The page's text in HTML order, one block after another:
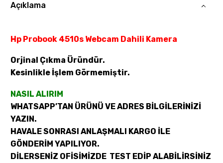
Açıklama
Hp Probook 4510s Webcam Dahili Kamera
Orjinal Çıkma Üründür.
Kesinlikle İşlem Görmemiştir.
NASIL ALIRIM
WHATSAPP’TAN ÜRÜNÜ VE ADRES BİLGİLERİNİZİ
YAZIN.
HAVALE SONRASI ANLAŞMALI KARGO İLE
GÖNDERİM YAPILIYOR.
DİLERSENİZ OFİSİMİZDE TEST EDİP ALABİLİRSİNİZ